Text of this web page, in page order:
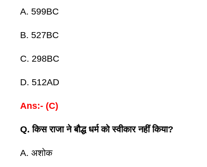
A. 599BC
B. 527BC
C. 298BC
D. 512AD
Ans:- (C)
Q. किस राजा ने बौद्ध धर्म को स्वीकार नहीं किया?
A. अशोक